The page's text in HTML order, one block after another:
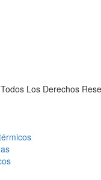
Los Derechos